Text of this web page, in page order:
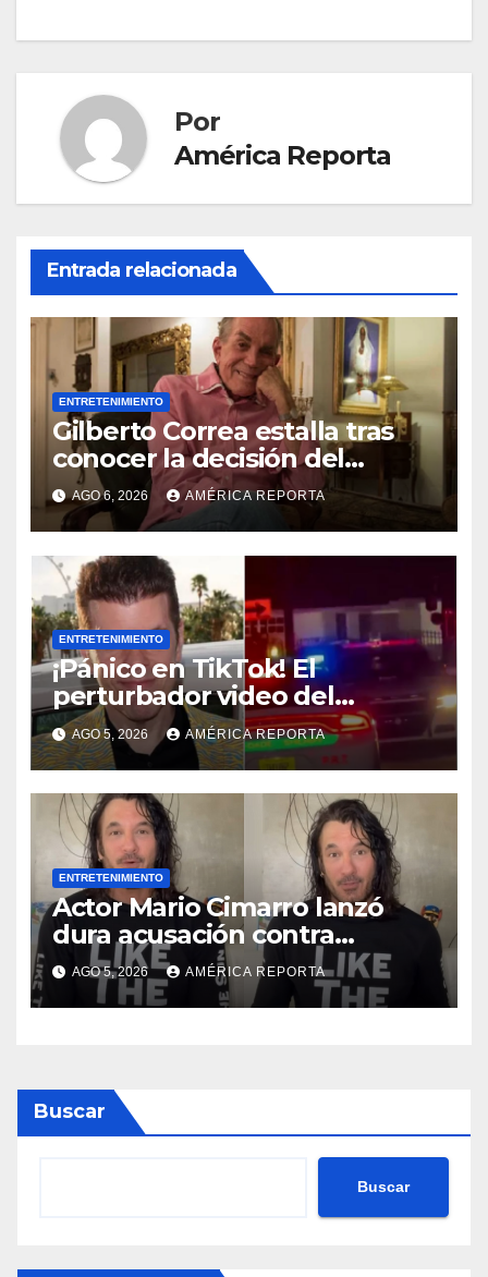
Por
América Reporta
Entrada relacionada
ENTRETENIMIENTO
Gilberto Correa estalla tras
conocer la decisión del
tribunal en su caso
AGO 6, 2026 AMÉRICA REPORTA
ENTRETENIMIENTO
¡Pánico en TikTok! El
perturbador video del
famoso influencer Perez
Hilton que obligó a sus fans a
pedir ayuda médica
AGO 5, 2026 AMÉRICA REPORTA
ENTRETENIMIENTO
Actor Mario Cimarro lanzó
dura acusación contra
Telemundo y advirtió que lo
que hacen en su contra es
ilegal en EEUU
AGO 5, 2026 AMÉRICA REPORTA
Buscar
Buscar